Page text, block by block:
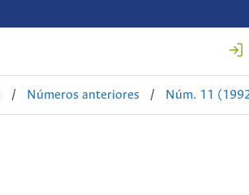
/ Números anteriores / Núm. 11